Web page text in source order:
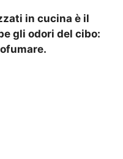
in cucina è il
gli odori del cibo: